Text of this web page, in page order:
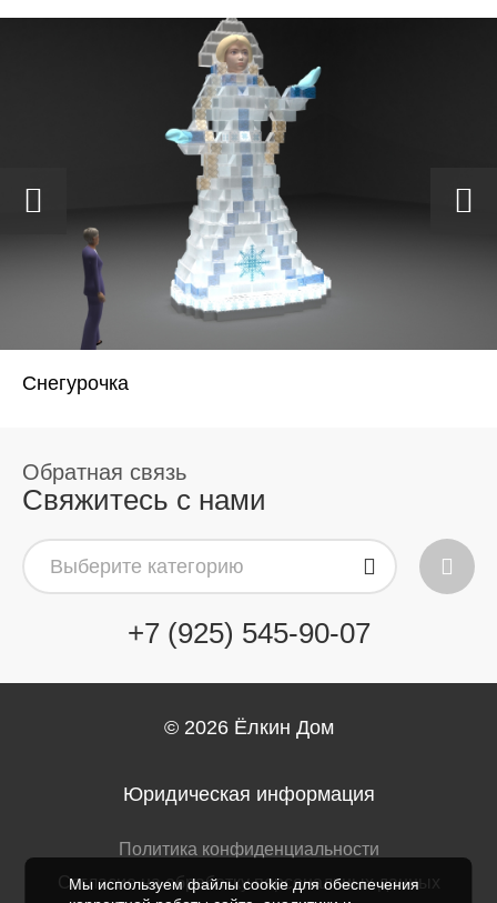
Снегурочка
Свяжитесь с нами
Выберите категорию
+7 (925) 545-90-07
© 2026 Ёлкин Дом
Юридическая информация
Политика конфиденциальности
Согласие на обработку персональных данных
Мы используем файлы cookie для обеспечения